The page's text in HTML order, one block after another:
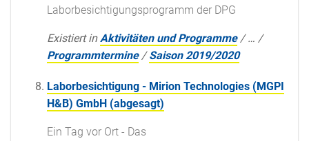
Laborbesichtigungsprogramm der DPG
Existiert in Aktivitäten und Programme /… /
Programmtermine /Saison 2019/2020
Laborbesichtigung - Mirion Technologies (MGPI
H&B) GmbH (abgesagt)
Ein Tag vor Ort - Das